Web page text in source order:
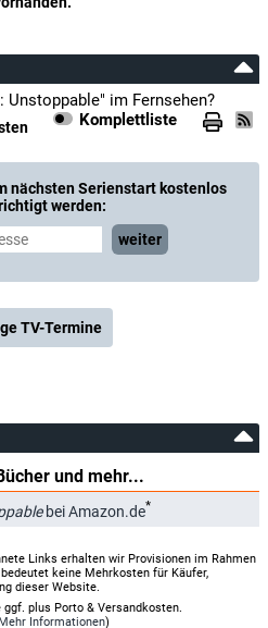
Unstoppable" im Fernsehen?
Komplettliste
nächsten Serienstart kostenlos
werden:
weiter
TV-Termine
und mehr...
bei Amazon.de*
Links erhalten wir Provisionen im Rahmen
keine Mehrkosten für Käufer,
dieser Website.
ggf. plus Porto & Versandkosten.
Mehr Informationen)